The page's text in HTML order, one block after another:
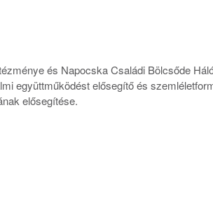
és Napocska Családi Bölcsőde
együttműködést elősegítő és
elősegítése.